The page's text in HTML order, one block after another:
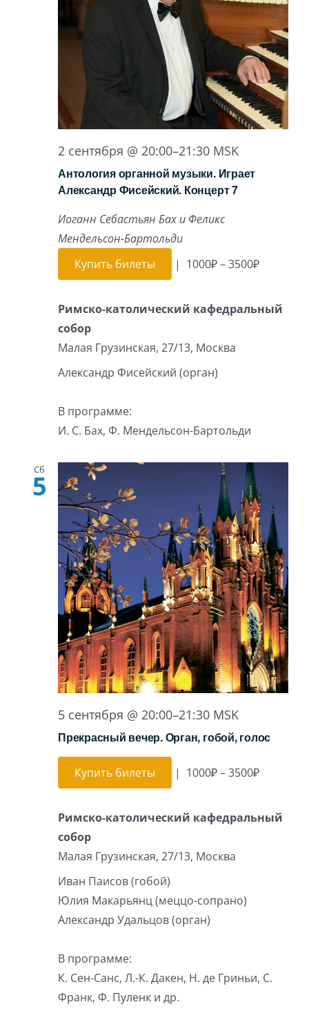
2 сентября @ 20:00–21:30 MSK
Антология органной музыки. Играет
Александр Фисейский. Концерт 7
Иоганн Себастьян Бах и Феликс
Мендельсон-Бартольди
Купить билеты
| 1000₽ – 3500₽
Римско-католический кафедральный
собор
Малая Грузинская, 27/13, Москва
Александр Фисейский (орган)
В программе:
И. С. Бах, Ф. Мендельсон-Бартольди
Сб
5
5 сентября @ 20:00–21:30 MSK
Прекрасный вечер. Орган, гобой, голос
Купить билеты | 1000₽ – 3500₽
Римско-католический кафедральный
собор
Малая Грузинская, 27/13, Москва
Иван Паисов (гобой)
Юлия Макарьянц (меццо-сопрано)
Александр Удальцов (орган)
В программе:
К. Сен-Санс, Л.-К. Дакен, Н. де Гриньи, С.
Франк, Ф. Пуленк и др.